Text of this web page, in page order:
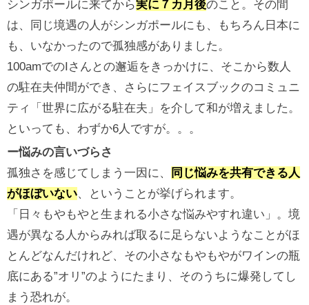
シンガポールに来てから実に７カ月後のこと。その間
は、同じ境遇の人がシンガポールにも、もちろん日本に
も、いなかったので孤独感がありました。
100amでのIさんとの邂逅をきっかけに、そこから数人
の駐在夫仲間ができ、さらにフェイスブックのコミュニ
ティ「世界に広がる駐在夫」を介して和が増えました。
といっても、わずか6人ですが。。。
ー悩みの言いづらさ
孤独さを感じてしまう一因に、
同じ悩みを共有できる人
がほぼいない、ということが挙げられます。
「日々もやもやと生まれる小さな悩みやすれ違い」。境
遇が異なる人からみれば取るに足らないようなことがほ
とんどなんだけれど、その小さなもやもやがワインの瓶
底にある”オリ”のようにたまり、そのうちに爆発してし
まう恐れが。